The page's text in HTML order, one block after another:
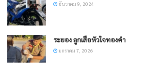
ธันวาคม 9, 2024
ระยอง ลูกเสือหัวใจทองคำ
มกราคม 7, 2026